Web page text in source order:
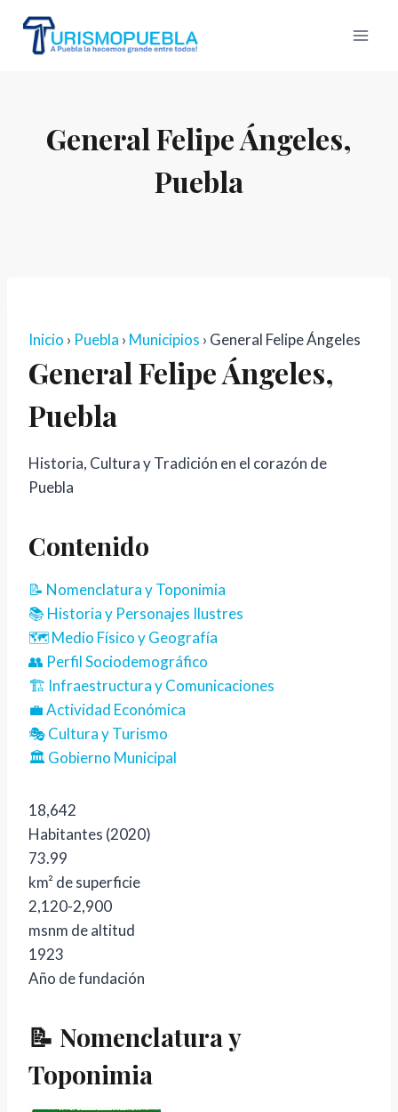
content
General Felipe Ángeles,
Puebla
Inicio › Puebla › Municipios › General Felipe Ángeles
General Felipe Ángeles,
Puebla
Historia, Cultura y Tradición en el corazón de
Puebla
Contenido
📝 Nomenclatura y Toponimia
📚 Historia y Personajes Ilustres
🗺️ Medio Físico y Geografía
👥 Perfil Sociodemográfico
🏗️ Infraestructura y Comunicaciones
💼 Actividad Económica
🎭 Cultura y Turismo
🏛️ Gobierno Municipal
18,642
Habitantes (2020)
73.99
km² de superficie
2,120-2,900
msnm de altitud
1923
Año de fundación
📝 Nomenclatura y
Toponimia